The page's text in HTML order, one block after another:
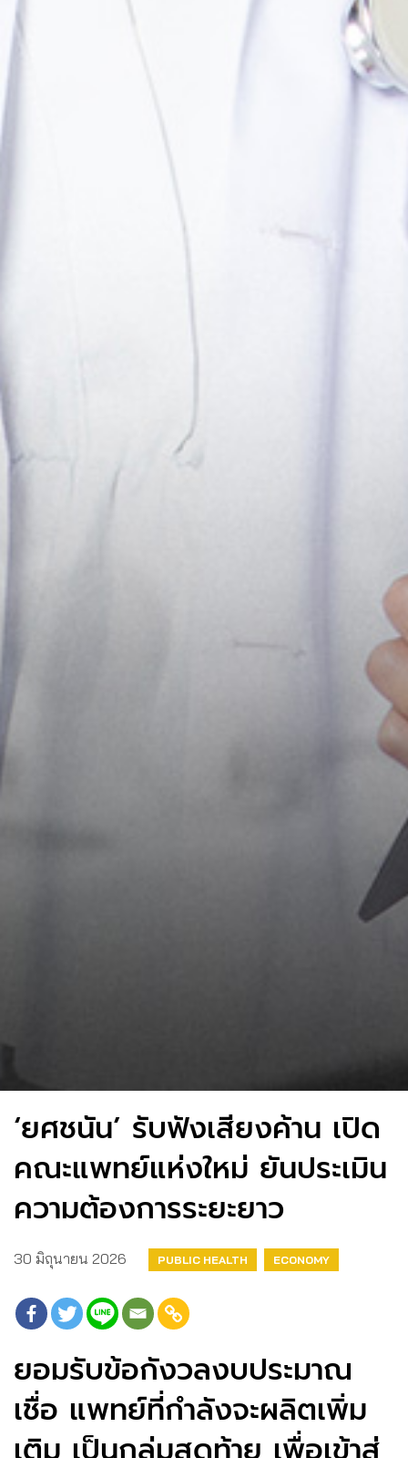
‘ยศชนัน’ รับฟังเสียงค้าน เปิด
คณะแพทย์แห่งใหม่ ยันประเมิน
ความต้องการระยะยาว
30 มิถุนายน 2026 PUBLIC HEALTH ECONOMY
ยอมรับข้อกังวลงบประมาณ
เชื่อ แพทย์ที่กำลังจะผลิตเพิ่ม